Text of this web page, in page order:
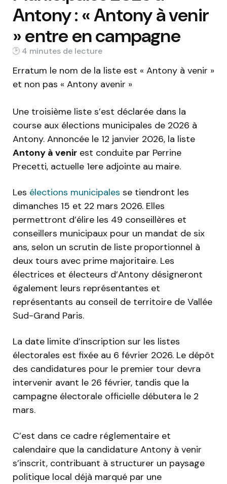
Antony : « Antony à venir
» entre en campagne
4 min
Erratum le nom de la liste est « Antony à venir »
et non pas « Antony avenir »
Une troisième liste s’est déclarée dans la
course aux élections municipales de 2026 à
Antony. Annoncée le 12 janvier 2026, la liste
Antony à venir est conduite par Perrine
Precetti, actuelle 1ere adjointe au maire.
Les élections municipales se tiendront les
dimanches 15 et 22 mars 2026. Elles
permettront d’élire les 49 conseillères et
conseillers municipaux pour un mandat de six
ans, selon un scrutin de liste proportionnel à
deux tours avec prime majoritaire. Les
électrices et électeurs d’Antony désigneront
également leurs représentantes et
représentants au conseil de territoire de Vallée
Sud-Grand Paris.
La date limite d’inscription sur les listes
électorales est fixée au 6 février 2026. Le dépôt
des candidatures pour le premier tour devra
intervenir avant le 26 février, tandis que la
campagne électorale officielle débutera le 2
mars.
C’est dans ce cadre réglementaire et
calendaire que la candidature Antony à venir
s’inscrit, contribuant à structurer un paysage
politique local déjà marqué par une